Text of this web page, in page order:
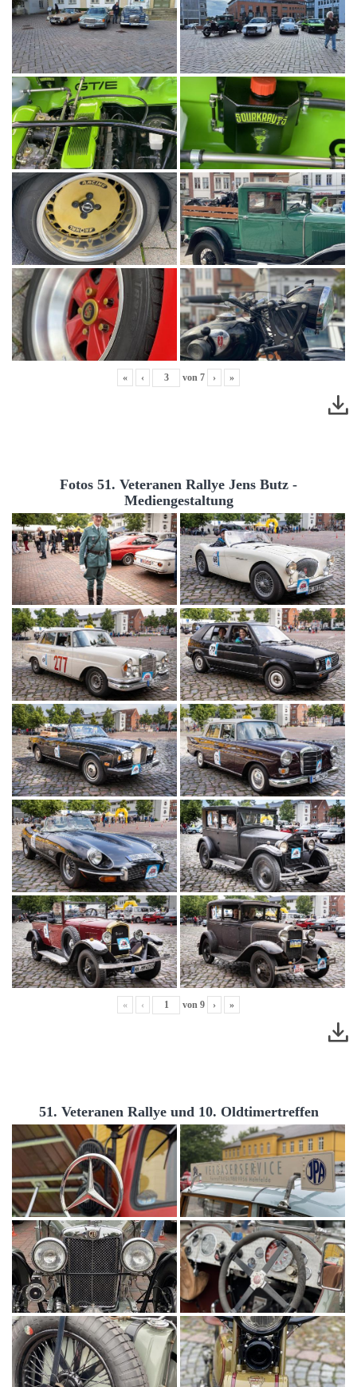
« ‹ von 7 › »
Fotos 51. Veteranen Rallye Jens Butz -
Mediengestaltung
« ‹ von 9 › »
51. Veteranen Rallye und 10. Oldtimertreffen